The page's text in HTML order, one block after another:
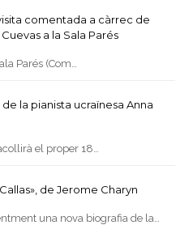
comentada a càrrec de
a la Sala Parés
Parés (Com…
la pianista ucraïnesa Anna
el proper 18…
de Jerome Charyn
una nova biografia de la…